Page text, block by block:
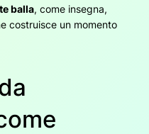
balla, come insegna,
costruisce un momento